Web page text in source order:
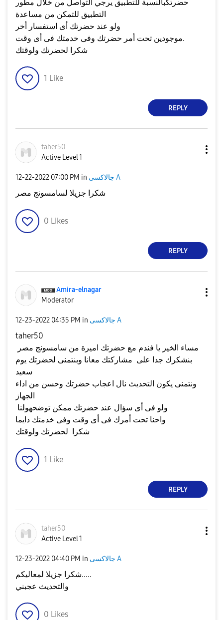
حضرتكبالنسبة للتطبيق يرجي التواصل من خلال مطور
ولو عند حضرتك أى استفسار أخر
موجودين تحت أمر حضرتك وفى خدمتك فى أى وقت.
شكرا لحضرتك ولوقتك
1 Like
REPLY
taher50
Active Level 1
‎12-22-2022 07:00 PM in جالاكسى A
شكرا جزيلا لسامسونج مصر
0 Likes
REPLY
Amira-elnagar
Moderator
‎12-23-2022 04:35 PM in جالاكسى A
taher50
مساء الخير يا فندم مع حضرتك اميرة من سامسونج مصر
بنشكرك جدا على مشاركتك معانا وبنتمنى لحضرتك يوم
سعيد
ونتمنى يكون التحديث نال اعجاب حضرتك وحسن من اداء
شكرا لحضرتك ولوقتك
1 Like
REPLY
taher50
Active Level 1
‎12-23-2022 04:40 PM in جالاكسى A
شكرا جزيلا لمعاليكم.....
والتحديث عجبني
0 Likes